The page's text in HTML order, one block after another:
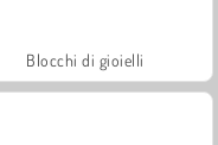
Blocchi di gioielli